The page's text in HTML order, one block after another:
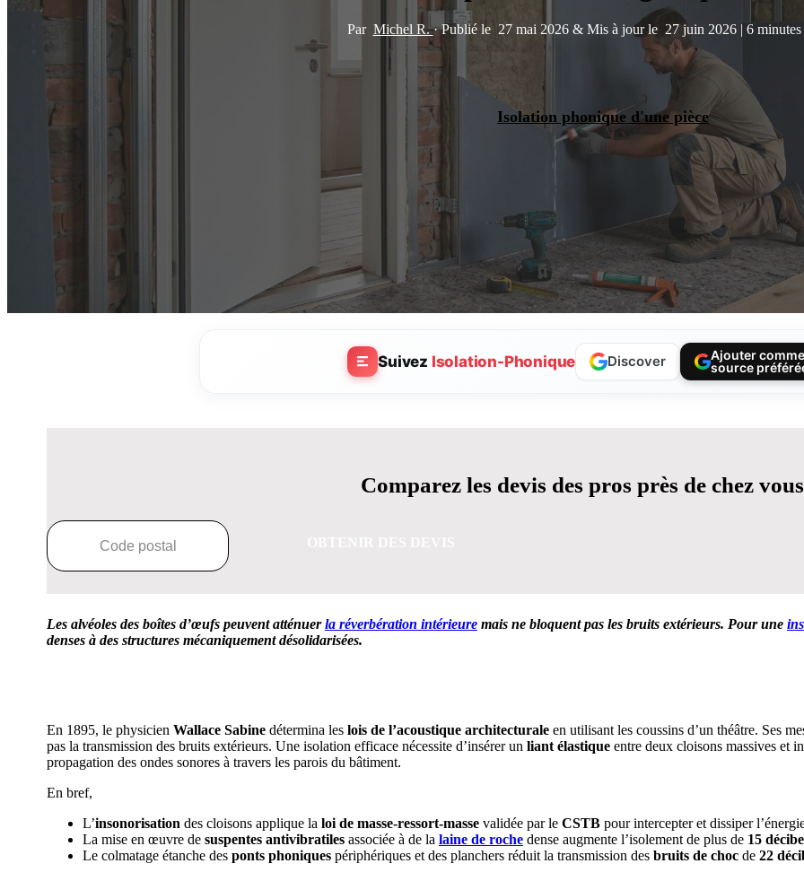
Par Michel R.· Publié le 27 mai 2026 & Mis à jour le 27 juin 2026 | 6
Isolation phonique d'une pièce
Suivez Isolation-Phonique Discover
Ajouter comme
source
Comparez les devis des pros près de chez
Les alvéoles des boîtes d’œufs peuvent atténuerla réverbération intérieure mais ne bloquent pas les bruits extérieurs. Pour une
denses à des structures mécaniquement désolidarisées.
En 1895, le physicien Wallace Sabine détermina les lois de l’acoustique architecturale en utilisant les coussins d’un théâtre. Ses
pas la transmission des bruits extérieurs. Une isolation efficace nécessite d’insérer un liant élastique entre deux cloisons massives et
propagation des ondes sonores à travers les parois du bâtiment.
En bref,
L’insonorisation des cloisons applique la loi de masse-ressort-masse validée par le CSTB pour intercepter et dissiper
La mise en œuvre de suspentes antivibratiles associée à de la laine de roche dense augmente l’isolement de plus de 15
Le colmatage étanche des ponts phoniques périphériques et des planchers réduit la transmission des bruits de choc de 22